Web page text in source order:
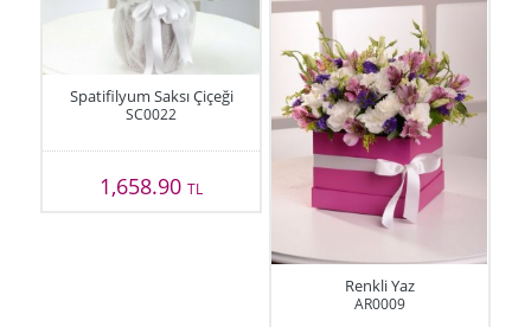
Spatifilyum Saksı Çiçeği
SC0022
1,658.90TL
Renkli Yaz
AR0009